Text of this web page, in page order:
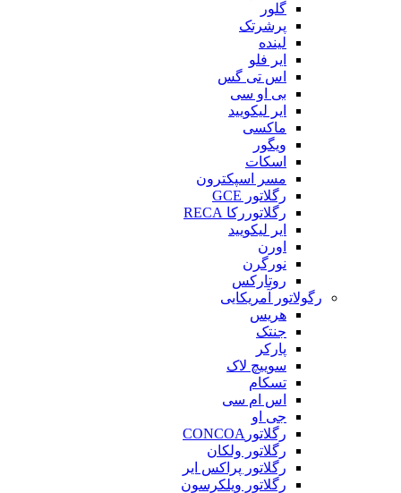
گلور
پرشرتک
لینده
ایر فلو
اس تی گس
بی او سی
ایر لیکویید
ماکسی
ویگور
اسکات
مسر اسپکترون
رگلاتور GCE
رگلاتوررکا RECA
ایر لیکویید
اورن
نورگرن
روتارکس
رگولاتور آمریکایی
هریس
جنتک
پارکر
سوییچ لاک
تسکام
اس ام سی
جی او
رگلاتورCONCOA
رگلاتور ولکان
رگلاتور پراکس ایر
رگلاتور ویلکرسون